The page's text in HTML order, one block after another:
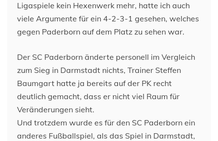
Ligaspiele kein Hexenwerk mehr, hatte ich auch
viele Argumente für ein 4-2-3-1 gesehen, welches
gegen Paderborn auf dem Platz zu sehen war.
Der SC Paderborn änderte personell im Vergleich
zum Sieg in Darmstadt nichts, Trainer Steffen
Baumgart hatte ja bereits auf der PK recht
deutlich gemacht, dass er nicht viel Raum für
Veränderungen sieht.
Und trotzdem wurde es für den SC Paderborn ein
anderes Fußballspiel, als das Spiel in Darmstadt,